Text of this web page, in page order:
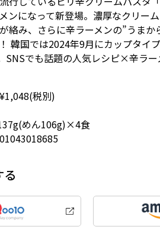
ンになって新登場。濃厚なクリー
絡み、さらに辛ラーメンの”うまか
韓国では2024年9月にカップタイ
SNSでも話題の人気レシピ×辛ラー
税別)
めん106g)×4食
る